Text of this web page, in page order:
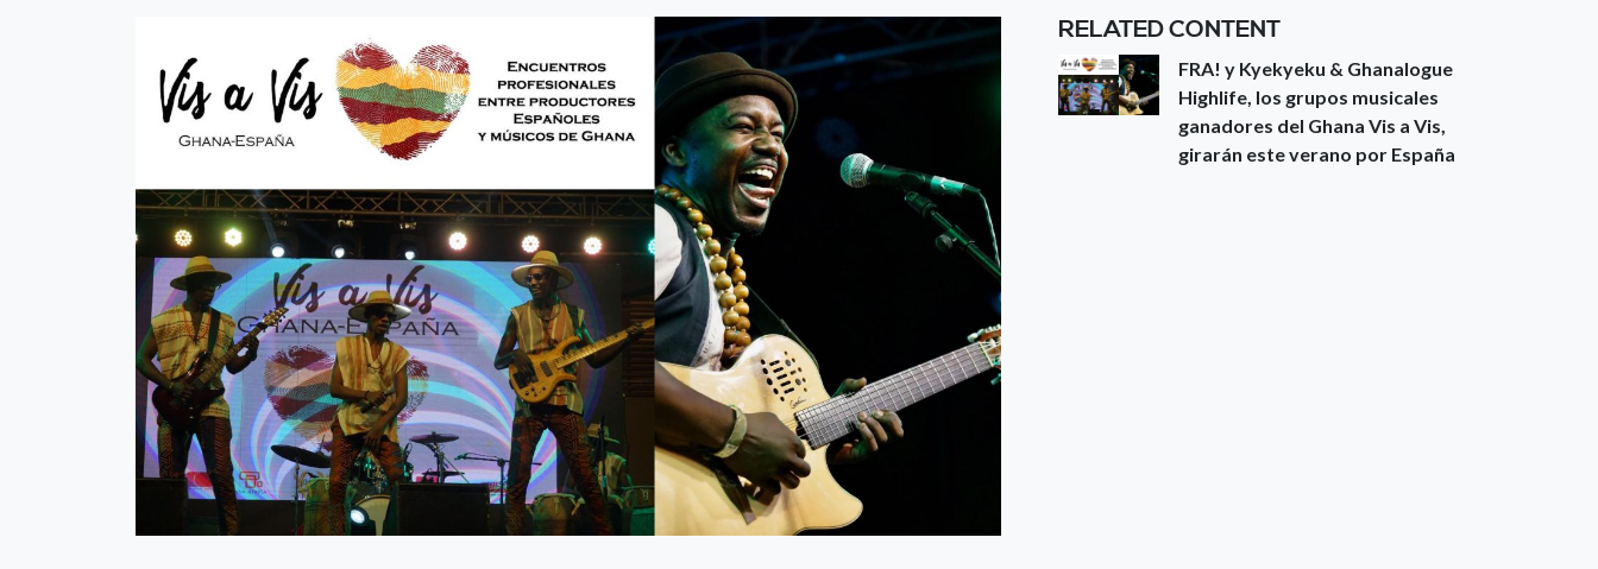
RELATED CONTENT
FRA! y Kyekyeku & Ghanalogue
Highlife, los grupos musicales
ganadores del Ghana Vis a Vis,
girarán este verano por España